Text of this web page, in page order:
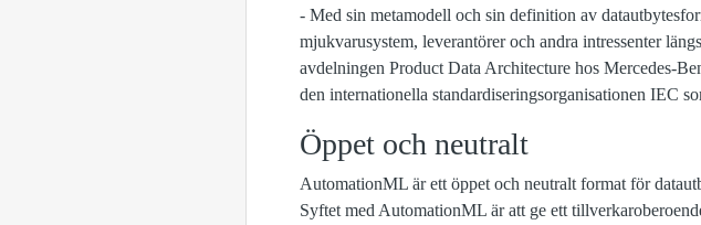
- Med sin metamodell och sin definition av
mjukvarusystem, leverantörer och andra intressenter
avdelningen Product Data Architecture hos Mercedes-
den internationella standardiseringsorganisationen IEC
Öppet och neutralt
AutomationML är ett öppet och neutralt format för
Syftet med AutomationML är att ge ett